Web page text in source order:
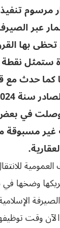
مرسوم
عبر
تحظى بها
ستمثل
كما حدث مع
غير
العمومية
وضخها في
وقت